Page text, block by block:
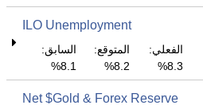
ILO Unemployment
الفعلي:
8.3%
المتوقع:
8.2%
السابق:
8.1%
Net $Gold & Forex Reserve